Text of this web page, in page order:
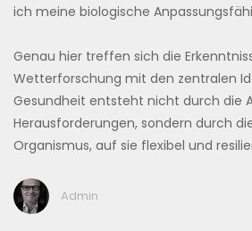
ich meine biologische
Genau hier treffen sich die
Wetterforschung mit den zentralen
Gesundheit entsteht nicht durch die
Herausforderungen, sondern durch
Organismus, auf sie flexibel und
Admin